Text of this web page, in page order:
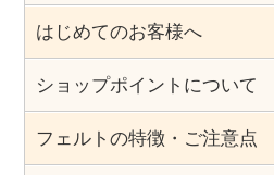
はじめてのお客様へ
ショップポイントについて
フェルトの特徴・ご注意点